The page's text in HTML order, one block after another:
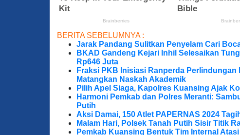
BERITA SEBELUMNYA :
Jarak Pandang Sulitkan Penyelam Cari
BKAD Gandeng Kejari Inhil Selesaikan
Rp646 Juta
Fraksi PKB Inisiasi Ranperda
Matangkan Naskah Akademik
Pilih Apel Siaga, Kapolres Kuansing Ajak
Harmoni Pemkab dan Polres Meranti:
Putih
Aksi Damai, 150 Atlet PAPERNAS 2024
Malam Hari, Polsek Tanah Putih Sisir Titik
Pemkab Kuansing Bentuk Tim Internal